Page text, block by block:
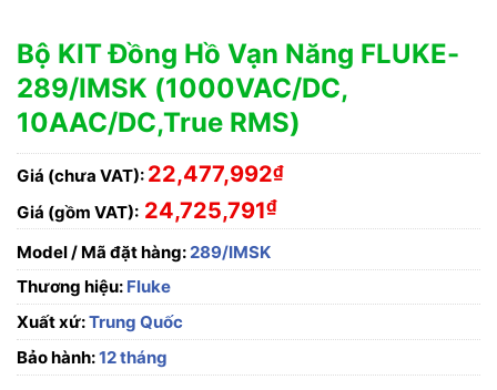
Bộ KIT Đồng Hồ Vạn Năng FLUKE-
289/IMSK (1000VAC/DC,
10AAC/DC,True RMS)
Giá (chưa VAT): 22,477,992₫
Giá (gồm VAT): 24,725,791₫
Model / Mã đặt hàng:289/IMSK
Thương hiệu: Fluke
Xuất xứ:Trung Quốc
Bảo hành:12 tháng